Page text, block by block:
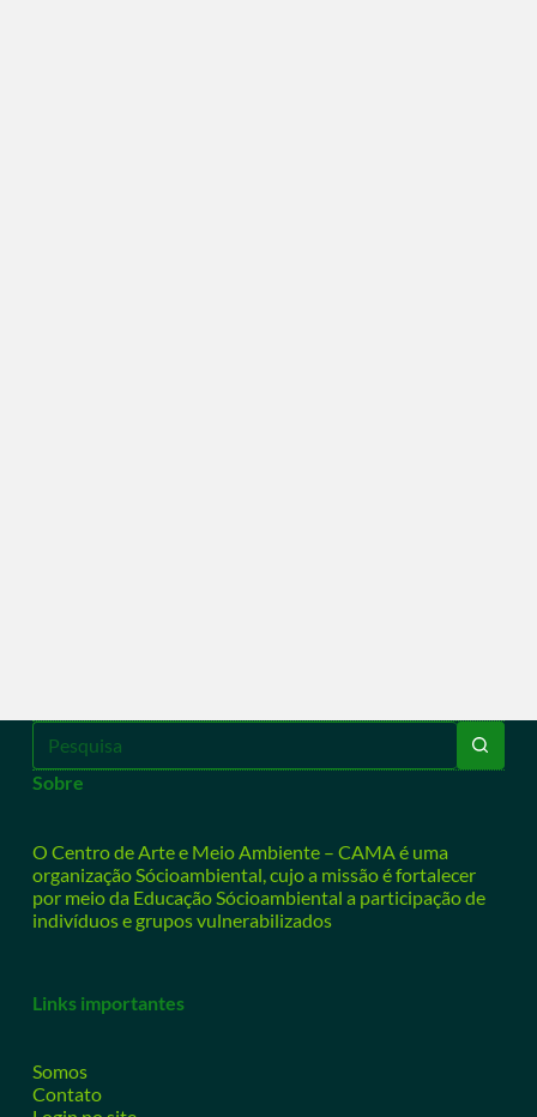
Sobre
O Centro de Arte e Meio Ambiente – CAMA é uma
organização Sócioambiental, cujo a missão é fortalecer
por meio da Educação Sócioambiental a participação de
indivíduos e grupos vulnerabilizados
Links importantes
Somos
Contato